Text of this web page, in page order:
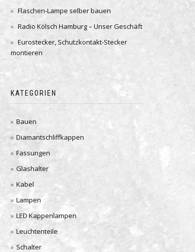
Flaschen-Lampe selber bauen
Radio Kölsch Hamburg – Unser Geschäft
Eurostecker, Schutzkontakt-Stecker
montieren
KATEGORIEN
Bauen
Diamantschliffkappen
Fassungen
Glashalter
Kabel
Lampen
LED Kappenlampen
Leuchtenteile
Schalter